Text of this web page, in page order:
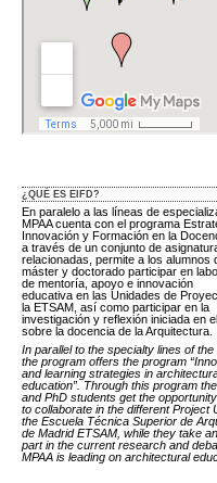
¿QUÉ ES EIFD?
En paralelo a las líneas de
MPAA cuenta con el programa
Innovación y Formación en la
a través de un conjunto de
relacionadas, permite a los alumnos
máster y doctorado participar en
de mentoría, apoyo e innovación
educativa en las Unidades de
la ETSAM, así como participar en la
investigación y reflexión iniciada en
sobre la docencia de la Arquitectura.
In parallel to the specialty lines of the
the program offers the program
and learning strategies in
education”. Through this program
and PhD students get the opportunity
to collaborate in the different Project
the Escuela Técnica Superior de
de Madrid ETSAM, while they take
part in the current research and
MPAA is leading on architectural